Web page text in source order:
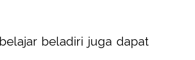
beladiri juga dapat